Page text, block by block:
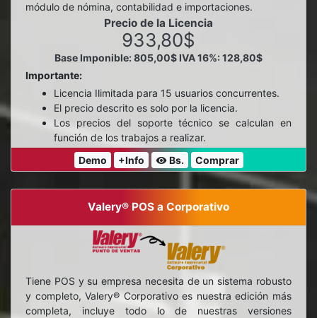
módulo de nómina, contabilidad e importaciones.
Precio de la Licencia
933,80$
Base Imponible: 805,00$ IVA 16%: 128,80$
Importante:
Licencia Ilimitada para 15 usuarios concurrentes.
El precio descrito es solo por la licencia.
Los precios del soporte técnico se calculan en
función de los trabajos a realizar.
Demo
+Info visibilityBs. Comprar
Valery® POS a Corporativo
Tiene POS y su empresa necesita de un sistema robusto
y completo, Valery® Corporativo es nuestra edición más
completa, incluye todo lo de nuestras versiones